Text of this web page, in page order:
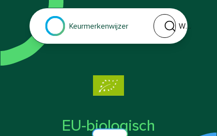
Keurmerkenwijzer
Welk keurmerk of
EU-biologisch